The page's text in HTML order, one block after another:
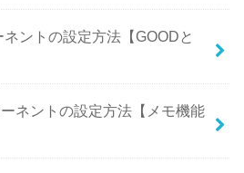
ネントの設定方法【GOODと
ネントの設定方法【メモ機能